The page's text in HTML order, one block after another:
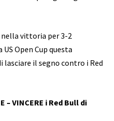
vittoria per 3-2
Open Cup questa
lasciare il segno contro i Red
– VINCERE i Red Bull di